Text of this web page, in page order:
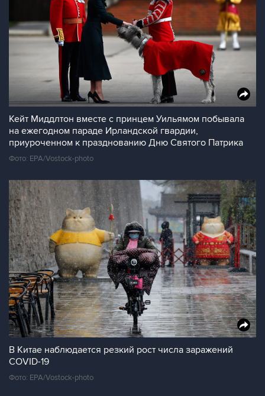
Кейт Миддлтон вместе с принцем Уильямом побывала
на ежегодном параде Ирландской гвардии,
приуроченном к празднованию Дню Святого Патрика
Фото: EPA/Vostock-photo
В Китае наблюдается резкий рост числа заражений
COVID-19
Фото: EPA/Vostock-photo